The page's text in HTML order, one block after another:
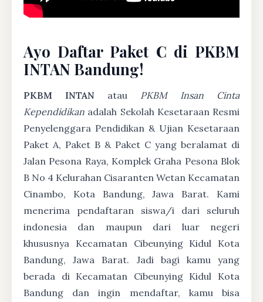
Ayo Daftar Paket C di PKBM
INTAN Bandung!
PKBM INTAN atau PKBM Insan Cinta
Kependidikan adalah Sekolah Kesetaraan Resmi
Penyelenggara Pendidikan & Ujian Kesetaraan
Paket A, Paket B & Paket C yang beralamat di
Jalan Pesona Raya, Komplek Graha Pesona Blok
B No 4 Kelurahan Cisaranten Wetan Kecamatan
Cinambo, Kota Bandung, Jawa Barat. Kami
menerima pendaftaran siswa/i dari seluruh
indonesia dan maupun dari luar negeri
khususnya Kecamatan Cibeunying Kidul Kota
Bandung, Jawa Barat. Jadi bagi kamu yang
berada di Kecamatan Cibeunying Kidul Kota
Bandung dan ingin mendaftar, kamu bisa